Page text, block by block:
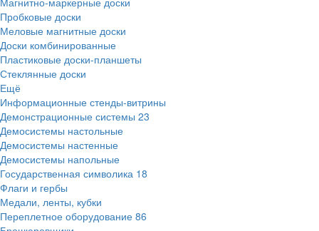
Пробковые доски
Меловые магнитные доски
Доски комбинированные
Пластиковые доски-планшеты
Стеклянные доски
Ещё
Информационные стенды-витрины
Демонстрационные системы 23
Демосистемы настольные
Демосистемы настенные
Демосистемы напольные
Государственная символика 18
Флаги и гербы
Медали, ленты, кубки
Переплетное оборудование 86